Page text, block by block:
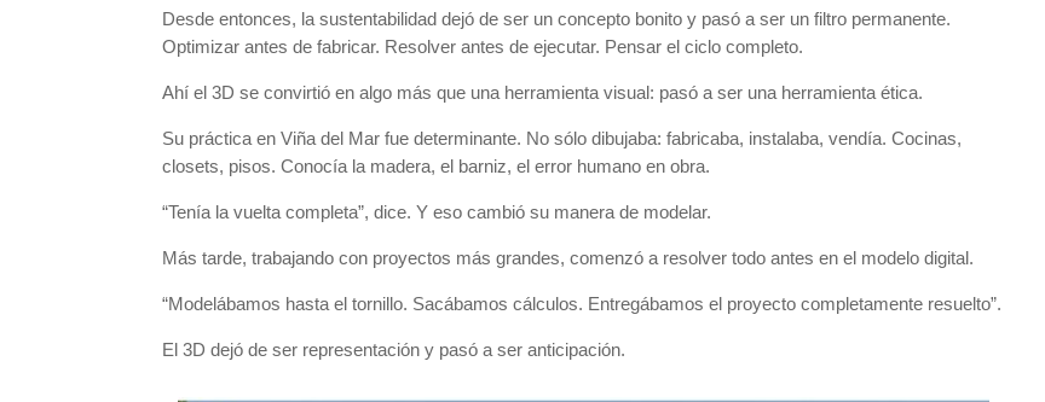
Desde entonces, la sustentabilidad dejó de ser un concepto bonito y pasó a ser un filtro permanente.
Optimizar antes de fabricar. Resolver antes de ejecutar. Pensar el ciclo completo.
Ahí el 3D se convirtió en algo más que una herramienta visual: pasó a ser una herramienta ética.
Su práctica en Viña del Mar fue determinante. No sólo dibujaba: fabricaba, instalaba, vendía. Cocinas,
closets, pisos. Conocía la madera, el barniz, el error humano en obra.
“Tenía la vuelta completa”, dice. Y eso cambió su manera de modelar.
Más tarde, trabajando con proyectos más grandes, comenzó a resolver todo antes en el modelo digital.
“Modelábamos hasta el tornillo. Sacábamos cálculos. Entregábamos el proyecto completamente resuelto”.
El 3D dejó de ser representación y pasó a ser anticipación.